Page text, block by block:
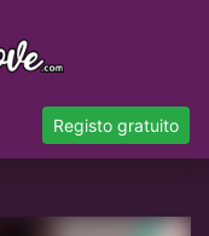
Registo gratuito